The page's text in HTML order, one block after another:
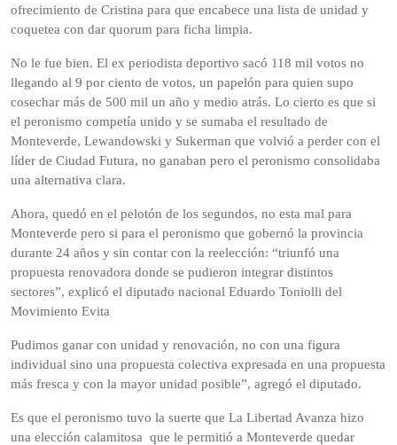
ofrecimiento de Cristina para que encabece una lista de unidad y
coquetea con dar quorum para ficha limpia.
No le fue bien. El ex periodista deportivo sacó 118 mil votos no
llegando al 9 por ciento de votos, un papelón para quien supo
cosechar más de 500 mil un año y medio atrás. Lo cierto es que si
el peronismo competía unido y se sumaba el resultado de
Monteverde, Lewandowski y Sukerman que volvió a perder con el
líder de Ciudad Futura, no ganaban pero el peronismo consolidaba
una alternativa clara.
Ahora, quedó en el pelotón de los segundos, no esta mal para
Monteverde pero si para el peronismo que gobernó la provincia
durante 24 años y sin contar con la reelección: “triunfó una
propuesta renovadora donde se pudieron integrar distintos
sectores”, explicó el diputado nacional Eduardo Toniolli del
Movimiento Evita
Pudimos ganar con unidad y renovación, no con una figura
individual sino una propuesta colectiva expresada en una propuesta
más fresca y con la mayor unidad posible”, agregó el diputado.
Es que el peronismo tuvo la suerte que La Libertad Avanza hizo
una elección calamitosa que le permitió a Monteverde quedar